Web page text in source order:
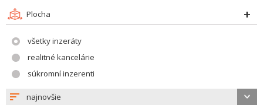
Plocha
všetky inzeráty
realitné kancelárie
súkromní inzerenti
najnovšie